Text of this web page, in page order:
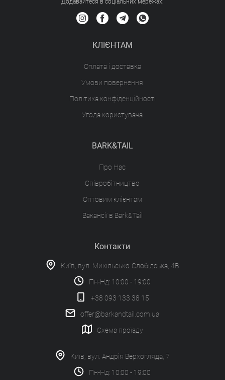
Додавайтеся в соціальних мережах:
КЛІЄНТАМ
Оплата і доставка
Умови повернення
Політика конфіденційності
Угода користувача
BARK&TAIL
Про Нас
Співробітництво
Оптовим клієнтам
Вакансії в Bark&Tail
Контакти
Київ, вул. Микільсько-Слобідська, 4В
Пн-Нд: 10:00 - 19:00
+38 093 133 38 15
offer@barkandtail.com.ua
Схема проїзду
Київ, вул. Андрія Верхогляда, 7
Пн-Нд: 10:00 - 19:00